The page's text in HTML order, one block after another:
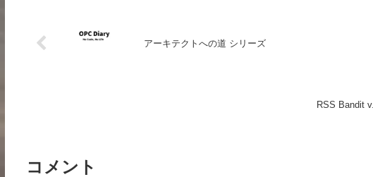
アーキテクトへの道 シリーズ
RSS Bandit
コメント